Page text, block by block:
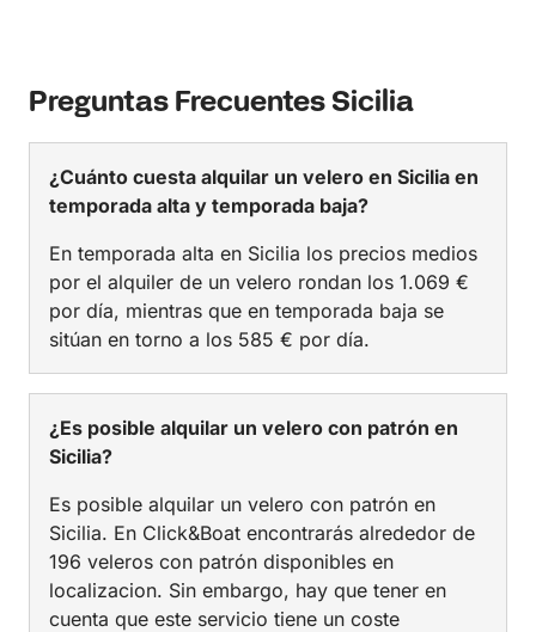
Preguntas Frecuentes Sicilia
¿Cuánto cuesta alquilar un velero en Sicilia en
temporada alta y temporada baja?
En temporada alta en Sicilia los precios medios
por el alquiler de un velero rondan los 1.069 €
por día, mientras que en temporada baja se
sitúan en torno a los 585 € por día.
¿Es posible alquilar un velero con patrón en
Sicilia?
Es posible alquilar un velero con patrón en
Sicilia. En Click&Boat encontrarás alrededor de
196 veleros con patrón disponibles en
localizacion. Sin embargo, hay que tener en
cuenta que este servicio tiene un coste